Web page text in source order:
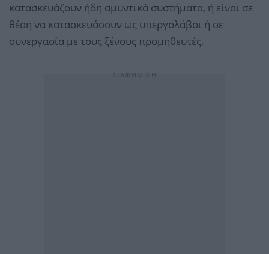
κατασκευάζουν ήδη αμυντικά συστήματα, ή είναι σε
θέση να κατασκευάσουν ως υπεργολάβοι ή σε
συνεργασία με τους ξένους προμηθευτές.